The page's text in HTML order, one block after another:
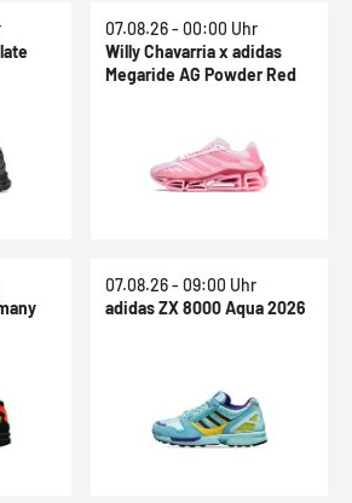
07.08.26 - 00:00 Uhr
Willy Chavarria x adidas
Megaride AG Powder Red
07.08.26 - 09:00 Uhr
adidas ZX 8000 Aqua 2026